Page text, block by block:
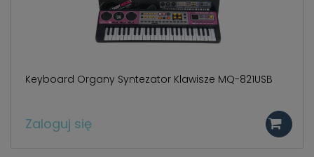
Keyboard Organy Syntezator Klawisze MQ-821USB
Zaloguj się